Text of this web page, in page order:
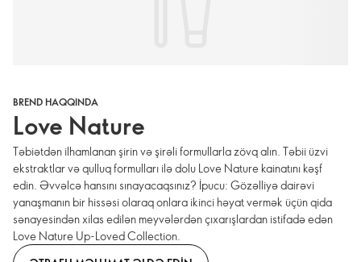
BREND HAQQINDA
Love Nature
Təbiətdən ilhamlanan şirin və şirəli formullarla zövq alın. Təbii üzvi
ekstraktlar və qulluq formulları ilə dolu Love Nature kainatını kəşf
edin. Əvvəlcə hansını sınayacaqsınız? İpucu: Gözəlliyə dairəvi
yanaşmanın bir hissəsi olaraq onlara ikinci həyat vermək üçün qida
sənayesindən xilas edilən meyvələrdən çıxarışlardan istifadə edən
Love Nature Up-Loved Collection.